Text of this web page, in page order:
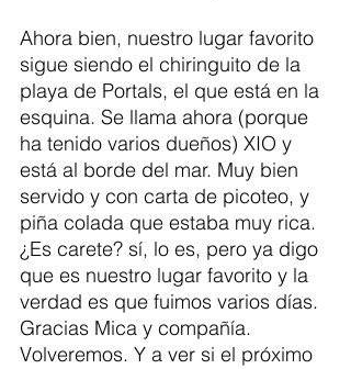
Ahora bien, nuestro lugar favorito
sigue siendo el chiringuito de la
playa de Portals, el que está en la
esquina. Se llama ahora (porque
ha tenido varios dueños) XIO y
está al borde del mar. Muy bien
servido y con carta de picoteo, y
piña colada que estaba muy rica.
¿Es carete? sí, lo es, pero ya digo
que es nuestro lugar favorito y la
verdad es que fuimos varios días.
Gracias Mica y compañía.
Volveremos. Y a ver si el próximo